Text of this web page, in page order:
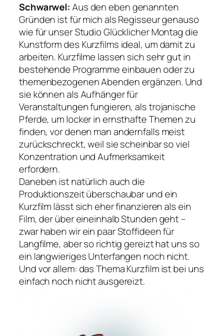
Schwarwel:Aus den eben genannten
Gründen ist für mich als Regisseur genauso
wie für unser Studio Glücklicher Montag die
Kunstform des Kurzfilms ideal, um damit zu
arbeiten. Kurzfilme lassen sich sehr gut in
bestehende Programme einbauen oder zu
themenbezogenen Abenden ergänzen. Und
sie können als Aufhänger für
Veranstaltungen fungieren, als trojanische
Pferde, um locker in ernsthafte Themen zu
finden, vor denen man andernfalls meist
zurückschreckt, weil sie scheinbar so viel
Konzentration und Aufmerksamkeit
erfordern.
Daneben ist natürlich auch die
Produktionszeit überschaubar und ein
Kurzfilm lässt sich eher finanzieren als ein
Film, der über eineinhalb Stunden geht –
zwar haben wir ein paar Stoffideen für
Langfilme, aber so richtig gereizt hat uns so
ein langwieriges Unterfangen noch nicht.
Und vor allem: das Thema Kurzfilm ist bei uns
einfach noch nicht ausgereizt.